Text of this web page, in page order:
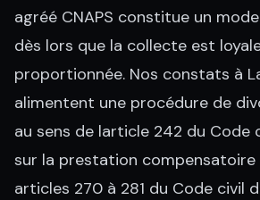
agréé CNAPS constitue un
dès lors que la collecte est
proportionnée. Nos constats à
alimentent une procédure de
au sens de larticle 242 du Code
sur la prestation compensatoire
articles 270 à 281 du Code civil